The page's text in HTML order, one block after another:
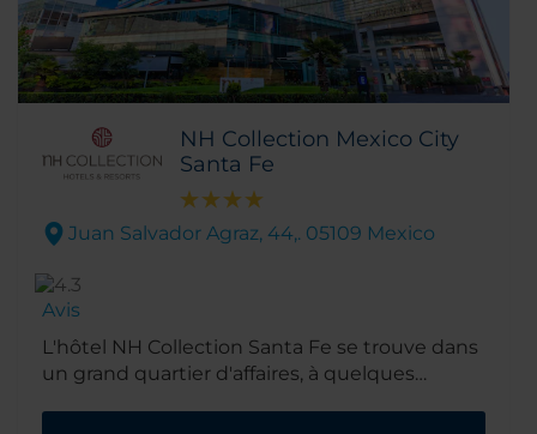
NH Collection Mexico City
Santa Fe
Juan Salvador Agraz, 44,. 05109 Mexico
Avis
L'hôtel NH Collection Santa Fe se trouve dans
un grand quartier d'affaires, à quelques